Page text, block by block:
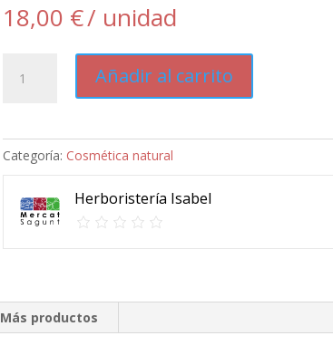
18,00 €/ unidad
100
flemones,
nariz,
oídos,
partes
Desinfectante.
cantidad
Añadir al carrito
Categoría: Cosmética natural
Herboristería Isabel
Más productos